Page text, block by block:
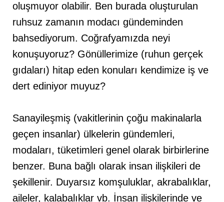
oluşmuyor olabilir. Ben burada oluşturulan
ruhsuz zamanın modacı gündeminden
bahsediyorum. Coğrafyamızda neyi
konuşuyoruz? Gönüllerimize (ruhun gerçek
gıdaları) hitap eden konuları kendimize iş ve
dert ediniyor muyuz?
Sanayileşmiş (vakitlerinin çoğu makinalarla
geçen insanlar) ülkelerin gündemleri,
modaları, tüketimleri genel olarak birbirlerine
benzer. Buna bağlı olarak insan ilişkileri de
şekillenir. Duyarsız komşuluklar, akrabalıklar,
aileler, kalabalıklar vb. İnsan ilişkilerinde ve